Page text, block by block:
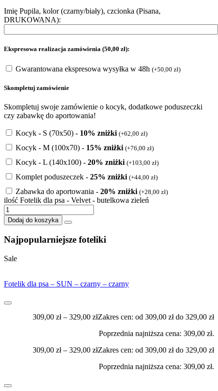
Imię Pupila, kolor (czarny/biały), czcionka (Pisana,
DRUKOWANA):
Ekspresowa realizacja zamówienia (50,00 zł):
Gwarantowana ekspresowa wysyłka w 48h (+50,00 zł)
Skompletuj zamówienie
Skompletuj swoje zamówienie o kocyk, dodatkowe poduszeczki
czy zabawkę do aportowania!
Kocyk - S (70x50) - 10% zniżki (+62,00 zł)
Kocyk - M (100x70) - 15% zniżki (+76,00 zł)
Kocyk - L (140x100) - 20% zniżki (+103,00 zł)
Komplet poduszeczek - 25% zniżki (+44,00 zł)
Zabawka do aportowania - 20% zniżki (+28,00 zł)
ilość Fotelik dla psa - Velvet - butelkowa zieleń
Dodaj do koszyka
Najpopularniejsze foteliki
Sale
Fotelik dla psa – SUN – czarny – czarny
309,00 zł – 329,00 złZakres cen: od 309,00 zł do 329,00 zł
Poprzednia najniższa cena: 309,00 zł.
309,00 zł – 329,00 złZakres cen: od 309,00 zł do 329,00 zł
Poprzednia najniższa cena: 309,00 zł.